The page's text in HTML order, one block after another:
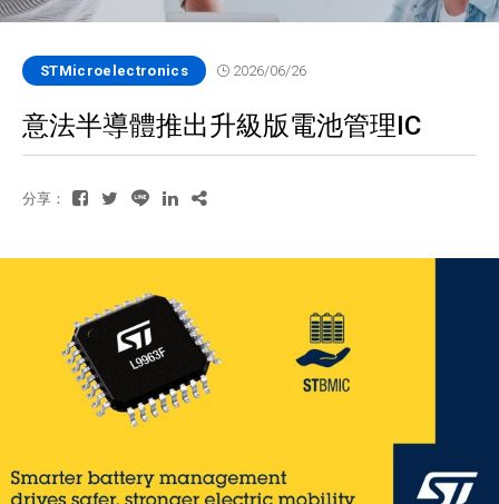
STMicroelectronics 2026/06/26
意法半導體推出升級版電池管理IC
分享：